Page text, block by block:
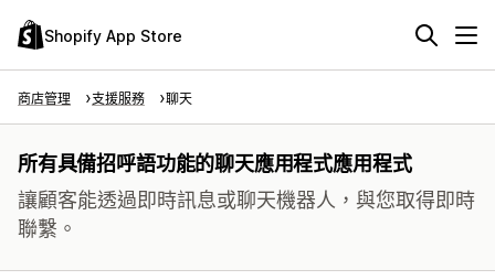
Shopify App Store
商店管理 支援服務 聊天
所有具備招呼語功能的聊天應用程式應用程式
讓顧客能透過即時訊息或聊天機器人，與您取得即時
聯繫。